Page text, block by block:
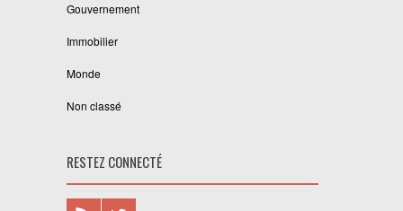
Gouvernement
Immobilier
Monde
Non classé
RESTEZ CONNECTÉ